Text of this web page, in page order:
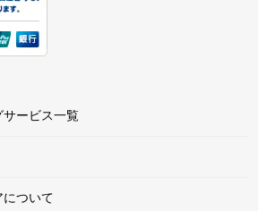
ービス一覧
ついて